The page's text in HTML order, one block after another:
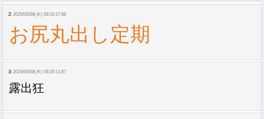
2: 2025/05/08(木) 08:19:17.68
お尻丸出し定期
3: 2025/05/08(木) 08:20:11.67
露出狂